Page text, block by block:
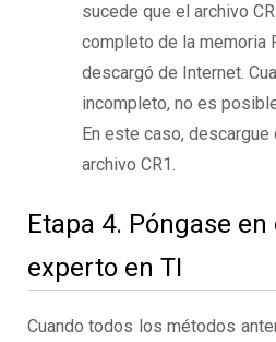
sucede que el archivo
completo de la memoria
descargó de Internet.
incompleto, no es
En este caso,
archivo CR1.
Etapa 4. Póngase
experto en TI
Cuando todos los métodos